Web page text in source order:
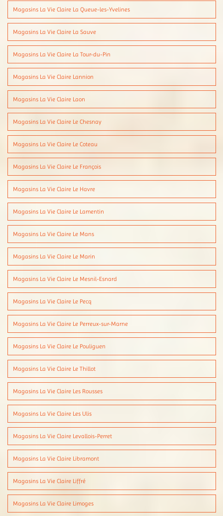
Magasins La Vie Claire La Queue-les-Yvelines
Magasins La Vie Claire La Sauve
Magasins La Vie Claire La Tour-du-Pin
Magasins La Vie Claire Lannion
Magasins La Vie Claire Laon
Magasins La Vie Claire Le Chesnay
Magasins La Vie Claire Le Coteau
Magasins La Vie Claire Le François
Magasins La Vie Claire Le Havre
Magasins La Vie Claire Le Lamentin
Magasins La Vie Claire Le Mans
Magasins La Vie Claire Le Marin
Magasins La Vie Claire Le Mesnil-Esnard
Magasins La Vie Claire Le Pecq
Magasins La Vie Claire Le Perreux-sur-Marne
Magasins La Vie Claire Le Pouliguen
Magasins La Vie Claire Le Thillot
Magasins La Vie Claire Les Rousses
Magasins La Vie Claire Les Ulis
Magasins La Vie Claire Levallois-Perret
Magasins La Vie Claire Libramont
Magasins La Vie Claire Liffré
Magasins La Vie Claire Limoges